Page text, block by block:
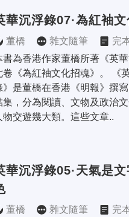
華沉浮錄07·為紅袖
董橋 雜文隨筆
完
書為香港作家董橋所著《英
卷《為紅袖文化招魂》。 《
》是董橋在香港《明報》撰
集，分為閱讀、文物及政治文
物交遊幾大類。這些文章..
華沉浮錄05·天氣是
董橋 雜文隨筆
完